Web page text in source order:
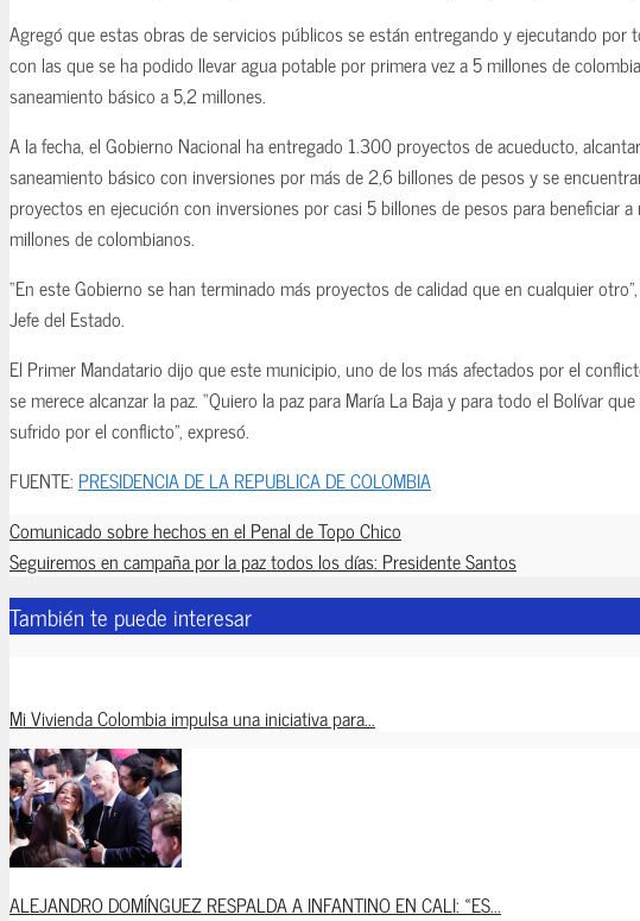
Agregó que estas obras de servicios públicos se están entregando y ejecutando por
con las que se ha podido llevar agua potable por primera vez a 5 millones de
saneamiento básico a 5,2 millones.
A la fecha, el Gobierno Nacional ha entregado 1.300 proyectos de acueducto,
saneamiento básico con inversiones por más de 2,6 billones de pesos y se
proyectos en ejecución con inversiones por casi 5 billones de pesos para beneficiar a
millones de colombianos.
“En este Gobierno se han terminado más proyectos de calidad que en cualquier
Jefe del Estado.
El Primer Mandatario dijo que este municipio, uno de los más afectados por el
se merece alcanzar la paz. “Quiero la paz para María La Baja y para todo el Bolívar
sufrido por el conflicto”, expresó.
FUENTE: PRESIDENCIA DE LA REPUBLICA DE COLOMBIA
Comunicado sobre hechos en el Penal de Topo Chico
Seguiremos en campaña por la paz todos los días: Presidente Santos
También te puede interesar
Mi Vivienda Colombia impulsa una iniciativa para...
ALEJANDRO DOMÍNGUEZ RESPALDA A INFANTINO EN CALI: «ES...